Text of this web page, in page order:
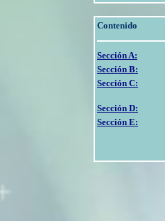
Contenido
Sección A:
Sección B:
Sección C:
Sección D:
Sección E: